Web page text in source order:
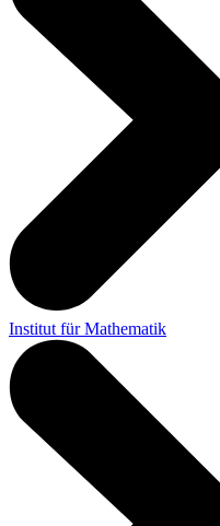
Institut für Mathematik